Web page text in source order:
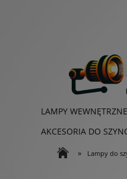
LAMPY
AKCESORIA DO
» Lampy do